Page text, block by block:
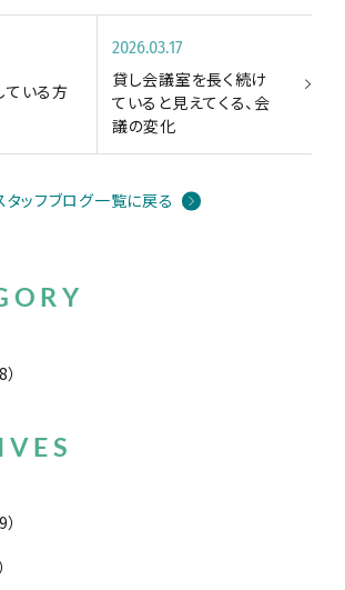
ている方
2026.03.17
貸し会議室を長く続け
ていると見えてくる、会
議の変化
タッフブログ一覧に戻る